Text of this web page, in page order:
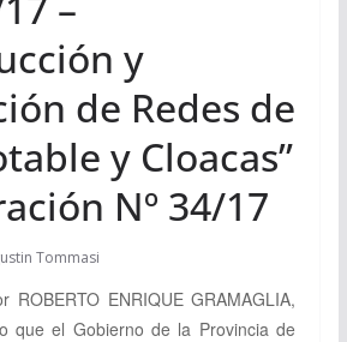
y
de Redes de
y Cloacas”
Nº 34/17
Tommasi
ROBERTO ENRIQUE GRAMAGLIA,
que el Gobierno de la Provincia de